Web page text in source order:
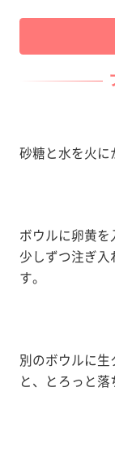
砂糖と水を火に
ボウルに卵黄を
少しずつ注ぎ入
す。
別のボウルに生
と、とろっと落